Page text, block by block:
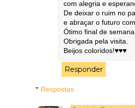
com alegria e
De deixar o ruim no
e abraçar o futuro
Ótimo final de
Obrigada pela visita.
Beijos coloridos!♥♥♥
Responder
Respostas